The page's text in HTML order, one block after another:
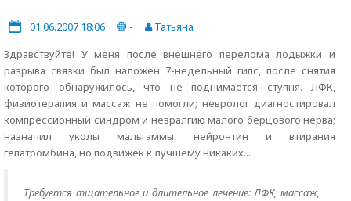
01.06.2007 18:06 -
Татьяна
Здравствуйте! У меня после внешнего перелома лодыжки и
разрыва связки был наложен 7-недельный гипс, после снятия
которого обнаружилось, что не поднимается ступня. ЛФК,
физиотерапия и массаж не помогли; невролог диагностировал
компрессионный синдром и невралгию малого берцового нерва;
назначил уколы мальгаммы, нейронтин и втирания
гепатромбина, но подвижек к лучшему никаких...
Требуется тщательное и длительное лечение: ЛФК, массаж,